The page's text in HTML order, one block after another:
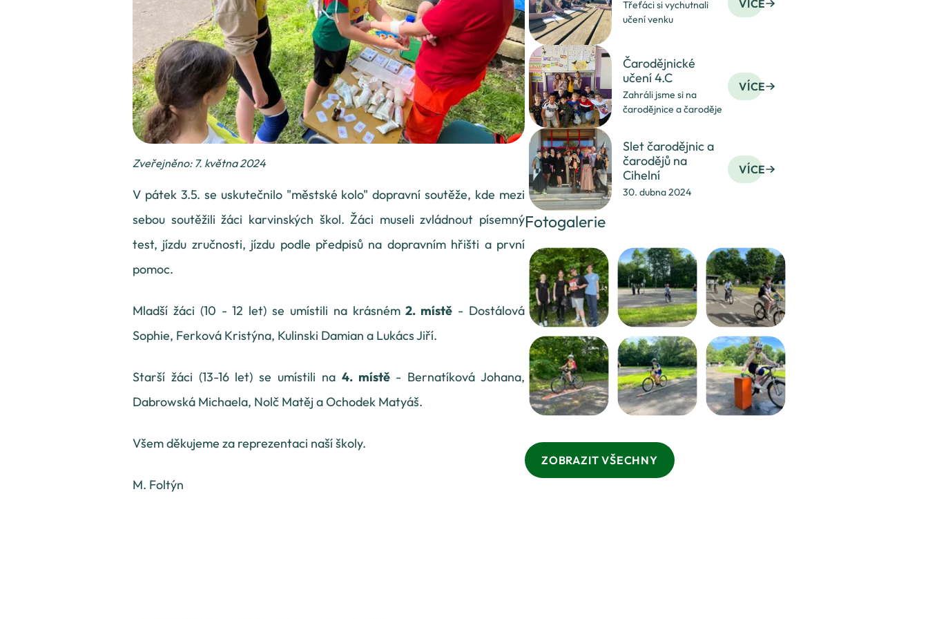
Zveřejněno: 7. května 2024
V pátek 3.5. se uskutečnilo "městské kolo" dopravní soutěže, kde mezi
sebou soutěžili žáci karvinských škol. Žáci museli zvládnout písemný
test, jízdu zručnosti, jízdu podle předpisů na dopravním hřišti a první
pomoc.
Mladší žáci (10 - 12 let) se umístili na krásném2. místě - Dostálová
Sophie, Ferková Kristýna, Kulinski Damian a Lukács Jiří.
Starší žáci (13-16 let) se umístili na 4. místě- Bernatíková Johana,
Dabrowská Michaela, Nolč Matěj a Ochodek Matyáš.
Všem děkujeme za reprezentaci naší školy.
M. Foltýn
Třeťáci si vychutnali
učení venku
VÍCE
Čarodějnické
učení 4.C
Zahráli jsme si na
čarodějnice a čaroděje
VÍCE
Slet čarodějnic a
čarodějů na
Cihelní
30. dubna 2024
VÍCE
Fotogalerie
ZOBRAZIT VŠECHNY